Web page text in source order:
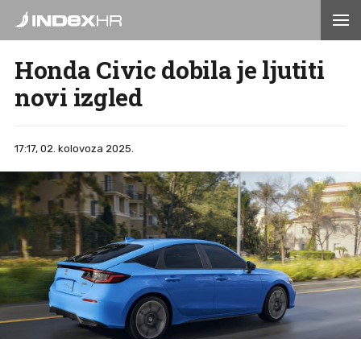
Honda Civic dobila je ljutiti
novi izgled
17:17, 02. kolovoza 2025.